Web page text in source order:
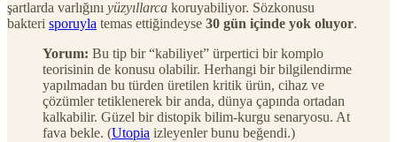
şartlarda varlığını yüzyıllarca koruyabiliyor. Sözkonusu
bakteri sporuyla temas ettiğindeyse 30 gün içinde yok oluyor.
Yorum: Bu tip bir “kabiliyet” ürpertici bir komplo
teorisinin de konusu olabilir. Herhangi bir bilgilendirme
yapılmadan bu türden üretilen kritik ürün, cihaz ve
çözümler tetiklenerek bir anda, dünya çapında ortadan
kalkabilir. Güzel bir distopik bilim-kurgu senaryosu. At
fava bekle. (Utopia izleyenler bunu beğendi.)